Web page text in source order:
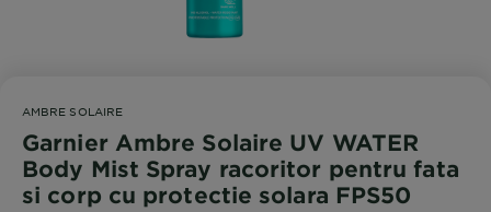
AMBRE SOLAIRE
Garnier Ambre Solaire UV WATER
Body Mist Spray racoritor pentru fata
si corp cu protectie solara FPS50